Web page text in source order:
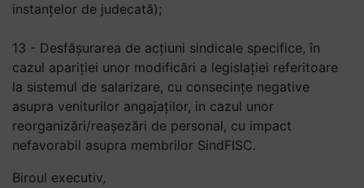
instanțelor de judecată);
13 - Desfășurarea de acțiuni sindicale specifice, în
cazul apariției unor modificări a legislației referitoare
la sistemul de salarizare, cu consecințe negative
asupra veniturilor angajaților, in cazul unor
reorganizări/reașezări de personal, cu impact
nefavorabil asupra membrilor SindFISC.
Biroul executiv,